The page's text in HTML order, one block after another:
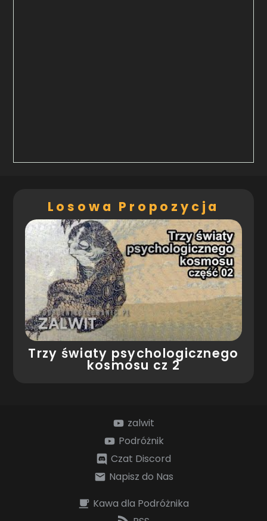
Losowa Propozycja
Trzy światy psychologicznego
kosmosu cz 2
zalwit
Podróżnik
Czat Discord
Napisz do Nas
Kawa dla Podróżnika